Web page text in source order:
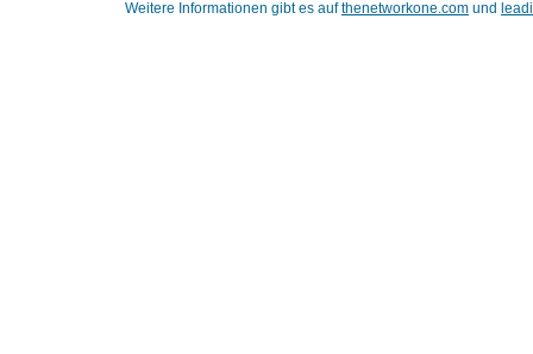
Weitere Informationen gibt es aufthenetworkone.com und